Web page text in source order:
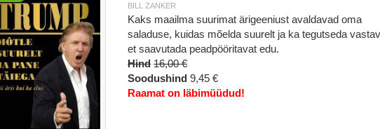
BILL ZANKER
Kaks maailma suurimat ärigeeniust avaldavad oma
saladuse, kuidas mõelda suurelt ja ka tegutseda
et saavutada peadpööritavat edu.
Hind 16,00 €
Soodushind 9,45 €
Raamat on läbimüüdud!